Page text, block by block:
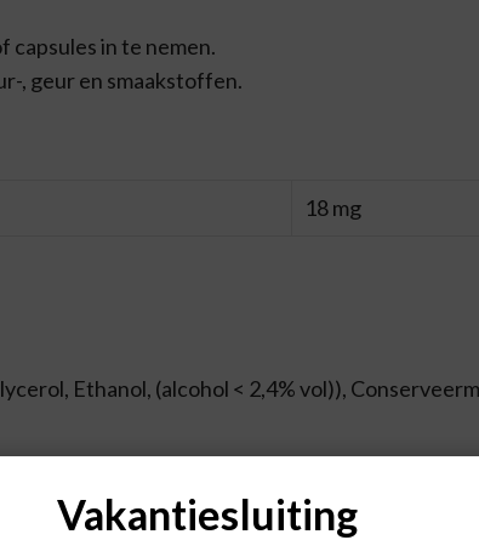
capsules in te nemen.
, geur en smaakstoffen.
18 mg
Ethanol, (alcohol < 2,4% vol)),
innemen of toevoegen aan water of
Vakantiesluiting